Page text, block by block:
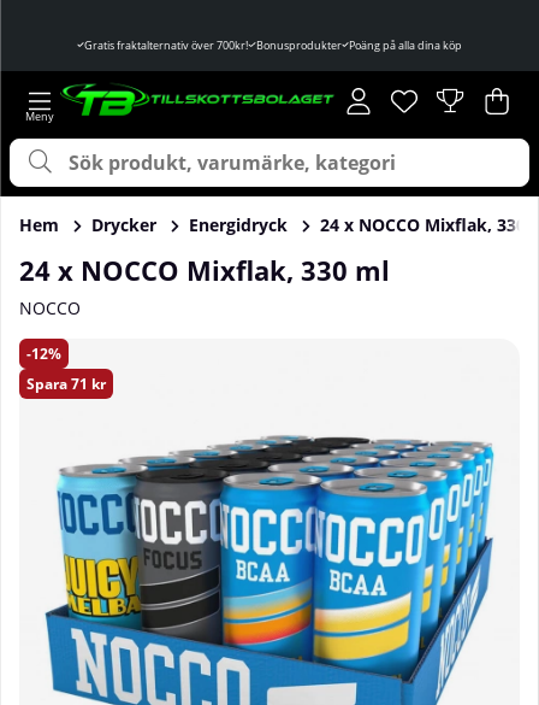
Gratis fraktalternativ över 700kr! Bonusprodukter Poäng på alla dina köp
Önskelista
Antal i
. .
Hem Drycker Energidryck 24 x NOCCO Mixflak, 330
24 x NOCCO Mixflak, 330 ml
NOCCO
12
Spara71 kr
Produktbilder 24 x NOCCO Mixflak, 330 ml